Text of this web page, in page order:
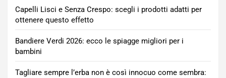
Capelli Lisci e Senza Crespo: scegli i prodotti adatti per
ottenere questo effetto
Bandiere Verdi 2026: ecco le spiagge migliori per i
bambini
Tagliare sempre l’erba non è così innocuo come sembra: